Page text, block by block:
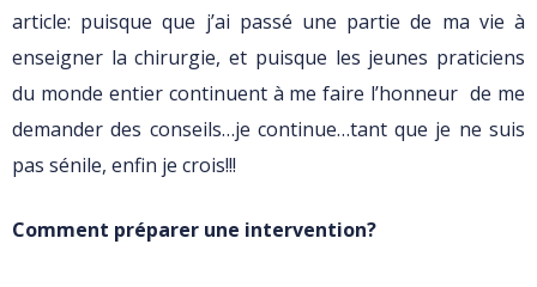
article: puisque que j’ai passé une partie de ma vie à
enseigner la chirurgie, et puisque les jeunes praticiens
du monde entier continuent à me faire l’honneur de me
demander des conseils…je continue…tant que je ne suis
pas sénile, enfin je crois!!!
Comment préparer une intervention?